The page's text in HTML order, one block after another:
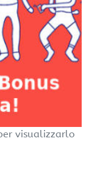
visualizzarlo